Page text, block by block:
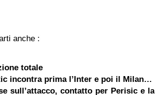
anche :
totale
incontra prima l’Inter e poi il Milan…
sull’attacco, contatto per Perisic e la